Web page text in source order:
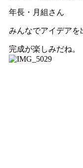
年長・月組さん
みんなでアイデアを
完成が楽しみだね。